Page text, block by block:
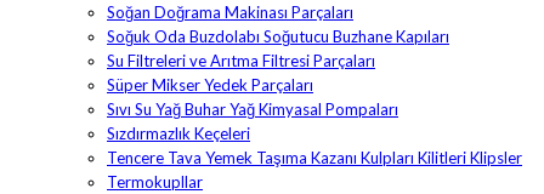
Soğan Doğrama Makinası Parçaları
Soğuk Oda Buzdolabı Soğutucu Buzhane Kapıları
Su Filtreleri ve Arıtma Filtresi Parçaları
Süper Mikser Yedek Parçaları
Sıvı Su Yağ Buhar Yağ Kimyasal Pompaları
Sızdırmazlık Keçeleri
Tencere Tava Yemek Taşıma Kazanı Kulpları Kilitleri Klipsler
Termokupllar